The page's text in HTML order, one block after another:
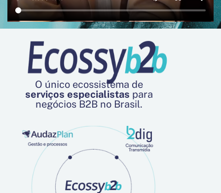
O único ecossistema de
serviços especialistas para
negócios B2B no Brasil.